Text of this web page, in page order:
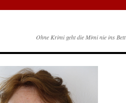
Ohne Krimi geht die Mimi nie ins Bett